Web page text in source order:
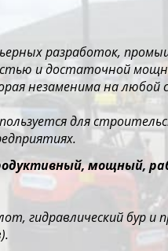
разработок,
и достаточной
незаменима на
для
мощный,
гидравлический бур и